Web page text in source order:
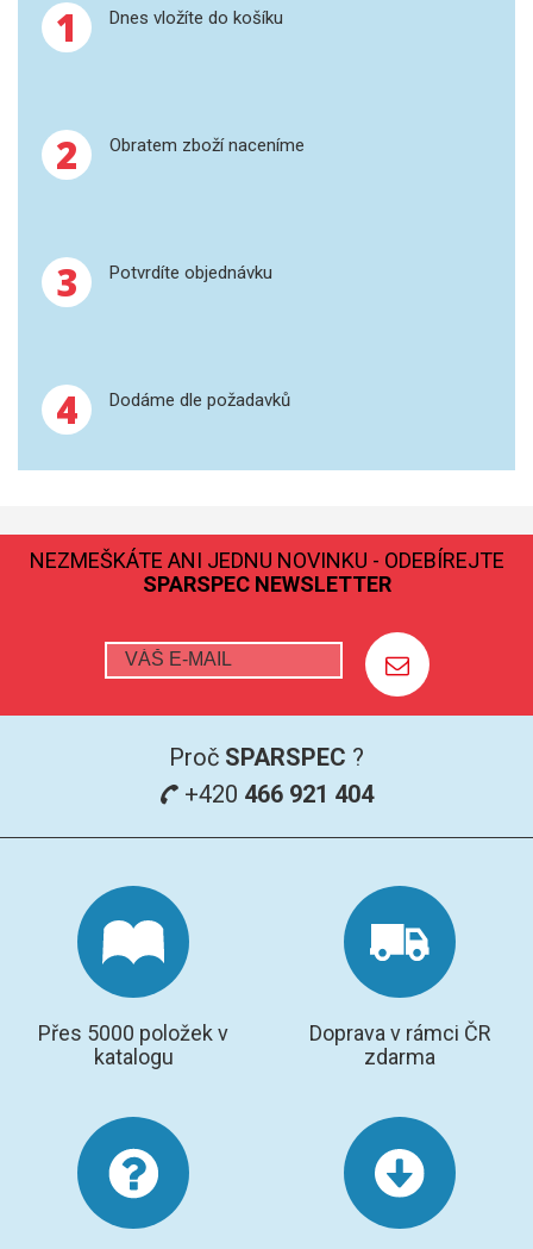
KYVETY
OTEVŘENÝ ROZKLAD
REAKČNÍ AUTOKLÁVY
LISOVÁNÍ
GRAFITOVÉ KELÍMKY
MS/SPM
PŘÍSLUŠENSTVÍ PRO MS
SUBSTRÁTY
TERS
RAMAN
1 Dnes vložíte do košíku
2 Obratem zboží naceníme
3 Potvrdíte objednávku
4 Dodáme dle požadavků
NEZMEŠKÁTE ANI JEDNU NOVINKU - ODEBÍREJTE
SPARSPEC NEWSLETTER
Proč SPARSPEC ?
+420 466 921 404
Přes 5000 položek v
katalogu
Doprava v rámci ČR
zdarma